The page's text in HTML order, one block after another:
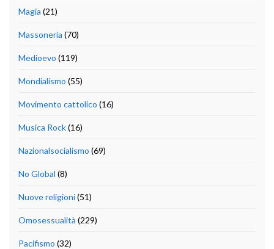
Magia (21)
Massoneria (70)
Medioevo (119)
Mondialismo (55)
Movimento cattolico (16)
Musica Rock(16)
Nazionalsocialismo (69)
No Global (8)
Nuove religioni(51)
Omosessualità (229)
Pacifismo (32)